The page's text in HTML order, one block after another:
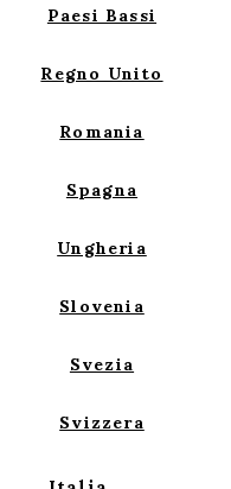
Paesi Bassi
Regno Unito
Romania
Spagna
Ungheria
Slovenia
Svezia
Svizzera